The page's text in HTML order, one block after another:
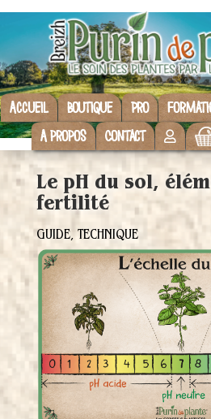
Accueil Boutique Pro
A propos
Contact
Le pH du sol,
fertilité
GUIDE, TECHNIQUE